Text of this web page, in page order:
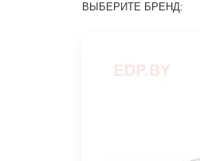
ВЫБЕРИТЕ БРЕНД: